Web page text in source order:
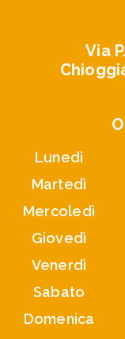
Via
Lunedì
Martedì
Mercoledì
Giovedì
Venerdì
Sabato
Domenica